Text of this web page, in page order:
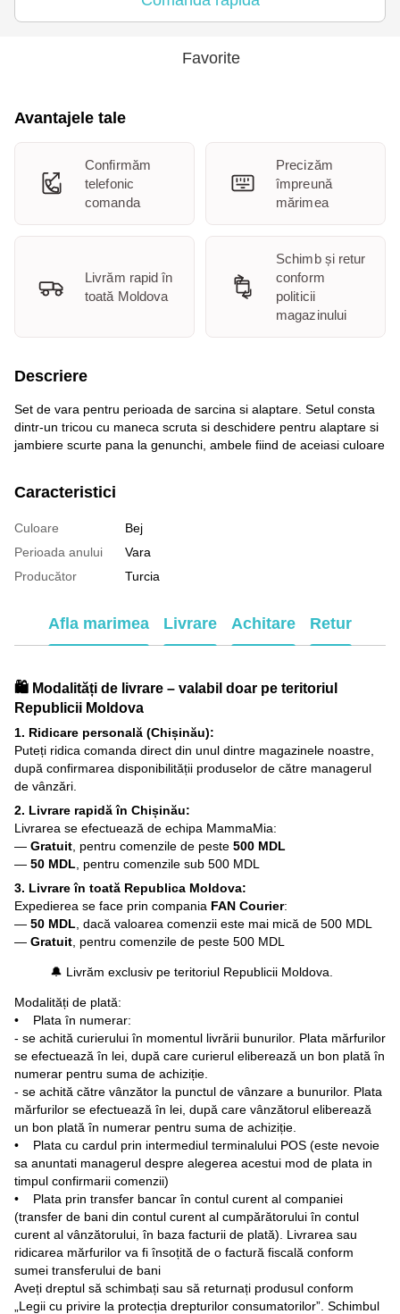
Favorite
Avantajele tale
Confirmăm
telefonic
comanda
Precizăm
împreună
mărimea
Livrăm rapid în
toată Moldova
Schimb și retur
conform
politicii
magazinului
Descriere
Set de vara pentru perioada de sarcina si alaptare. Setul consta
dintr-un tricou cu maneca scruta si deschidere pentru alaptare si
jambiere scurte pana la genunchi, ambele fiind de aceiasi culoare
Caracteristici
Culoare
Bej
Perioada anului
Vara
Producător
Turcia
Afla marimea Livrare Achitare Retur
🛍️ Modalități de livrare – valabil doar pe teritoriul
Republicii Moldova
1. Ridicare personală (Chișinău):
Puteți ridica comanda direct din unul dintre magazinele noastre,
după confirmarea disponibilității produselor de către managerul
de vânzări.
2. Livrare rapidă în Chișinău:
Livrarea se efectuează de echipa MammaMia:
— Gratuit , pentru comenzile de peste 500 MDL
— 50 MDL , pentru comenzile sub 500 MDL
3. Livrare în toată Republica Moldova:
Expedierea se face prin compania FAN Courier:
— 50 MDL , dacă valoarea comenzii este mai mică de 500 MDL
— Gratuit , pentru comenzile de peste 500 MDL
🔔 Livrăm exclusiv pe teritoriul Republicii Moldova.
Modalități de plată:
• Plata în numerar:
- se achită curierului în momentul livrării bunurilor. Plata mărfurilor
se efectuează în lei, după care curierul eliberează un bon plată în
numerar pentru suma de achiziție.
- se achită către vânzător la punctul de vânzare a bunurilor. Plata
mărfurilor se efectuează în lei, după care vânzătorul eliberează
un bon plată în numerar pentru suma de achiziție.
• Plata cu cardul prin intermediul terminalului POS (este nevoie
sa anuntati managerul despre alegerea acestui mod de plata in
timpul confirmarii comenzii)
• Plata prin transfer bancar în contul curent al companiei
(transfer de bani din contul curent al cumpărătorului în contul
curent al vânzătorului, în baza facturii de plată). Livrarea sau
ridicarea mărfurilor va fi însoțită de o factură fiscală conform
sumei transferului de bani
Aveți dreptul să schimbați sau să returnați produsul conform
„Legii cu privire la protecția drepturilor consumatorilor”. Schimbul